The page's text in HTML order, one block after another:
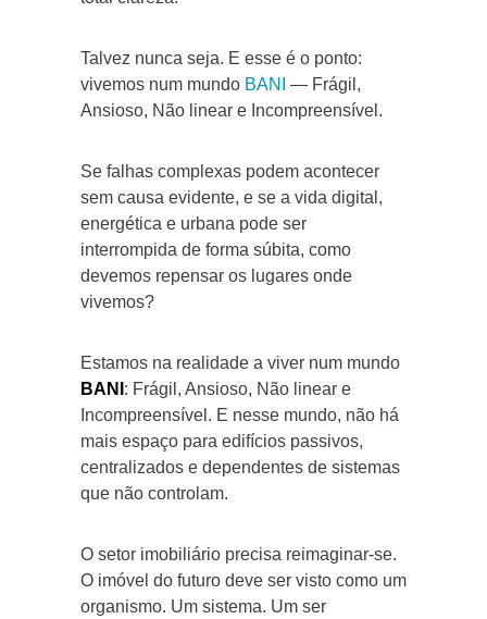
Talvez nunca seja. E esse é o ponto:
vivemos num mundo BANI
— Frágil,
Ansioso, Não linear e Incompreensível.
Se falhas complexas podem acontecer
sem causa evidente, e se a vida digital,
energética e urbana pode ser
interrompida de forma súbita, como
devemos repensar os lugares onde
vivemos?
Estamos na realidade a viver num mundo
BANI : Frágil, Ansioso, Não linear e
Incompreensível. E nesse mundo, não há
mais espaço para edifícios passivos,
centralizados e dependentes de sistemas
que não controlam.
O setor imobiliário precisa reimaginar-se.
O imóvel do futuro deve ser visto como um
organismo. Um sistema. Um ser